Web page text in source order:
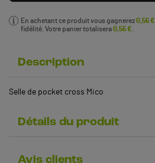
En achetant ce produit vous gagnerez0,56 €
fidélité. Votre panier totalisera0,56 €
Description
Selle de pocket cross Mico
Détails du produit
Avis clients